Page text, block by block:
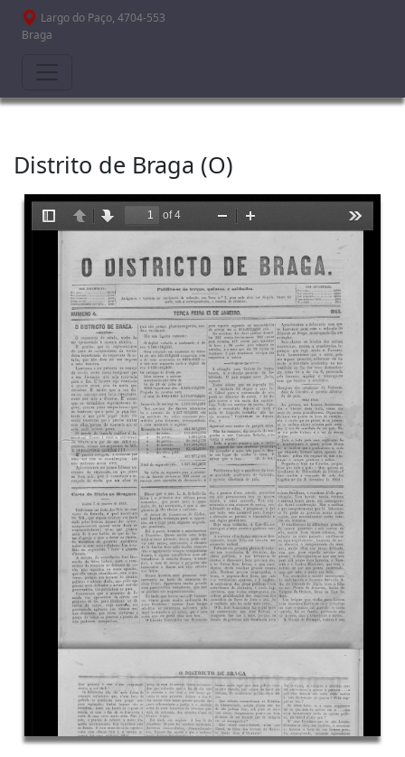
Passar para o conteúdo principal
Largo do Paço, 4704-553
Braga
Distrito de Braga (O)